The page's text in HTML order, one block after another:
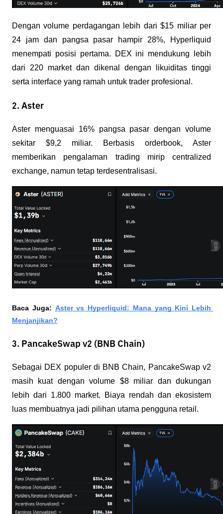
Dengan volume perdagangan lebih dari $15 miliar per
24 jam dan pangsa pasar hampir 28%, Hyperliquid
menempati posisi pertama. DEX ini mendukung lebih
dari 220 market dan dikenal dengan likuiditas tinggi
serta interface yang ramah untuk trader profesional.
2. Aster
Aster menguasai 16% pangsa pasar dengan volume
sekitar $9,2 miliar. Berbasis orderbook, Aster
memberikan pengalaman trading mirip centralized
exchange, namun tetap terdesentralisasi.
Baca Juga: Aster vs Hyperliquid: Mana yang Kini Lebih
Menjanjikan?
3. PancakeSwap v2 (BNB Chain)
Sebagai DEX populer di BNB Chain, PancakeSwap v2
masih kuat dengan volume $8 miliar dan dukungan
lebih dari 1.800 market. Biaya rendah dan ekosistem
luas membuatnya jadi pilihan utama pengguna retail.